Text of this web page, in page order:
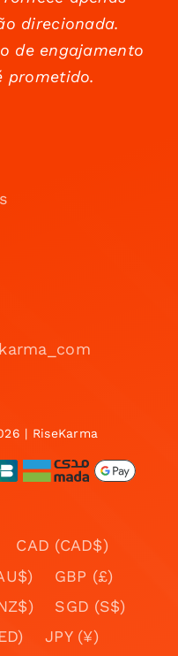
direcionada.
de engajamento
prometido.
| RiseKarma
CAD (CAD$)
GBP (£)
SGD (S$)
JPY (¥)